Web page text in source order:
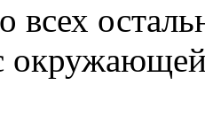
всех